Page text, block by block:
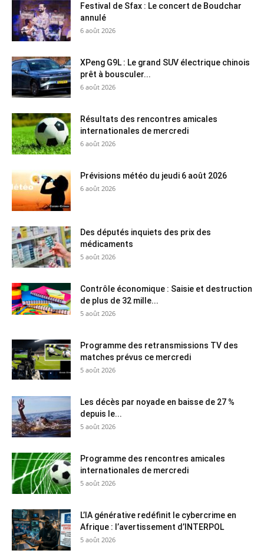
Festival de Sfax : Le concert de Boudchar
annulé
6 août 2026
XPeng G9L : Le grand SUV électrique chinois
prêt à bousculer...
6 août 2026
Résultats des rencontres amicales
internationales de mercredi
6 août 2026
Prévisions météo du jeudi 6 août 2026
6 août 2026
Des députés inquiets des prix des
médicaments
5 août 2026
Contrôle économique : Saisie et destruction
de plus de 32 mille...
5 août 2026
Programme des retransmissions TV des
matches prévus ce mercredi
5 août 2026
Les décès par noyade en baisse de 27 %
depuis le...
5 août 2026
Programme des rencontres amicales
internationales de mercredi
5 août 2026
L’IA générative redéfinit le cybercrime en
Afrique : l’avertissement d’INTERPOL
5 août 2026